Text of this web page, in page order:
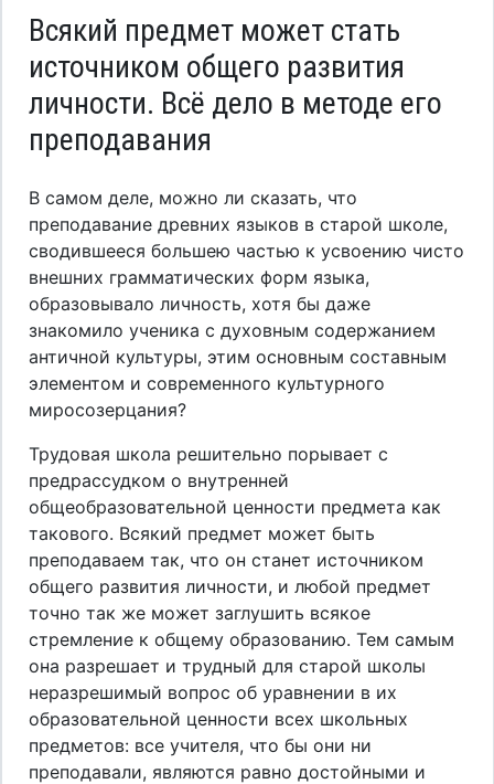
Всякий предмет может стать
источником общего развития
личности. Всё дело в методе его
преподавания
В самом деле, можно ли сказать, что
преподавание древних языков в старой школе,
сводившееся большею частью к усвоению чисто
внешних грамматических форм языка,
образовывало личность, хотя бы даже
знакомило ученика с духовным содержанием
античной культуры, этим основным составным
элементом и современного культурного
миросозерцания?
Трудовая школа решительно порывает с
предрассудком о внутренней
общеобразовательной ценности предмета как
такового. Всякий предмет может быть
преподаваем так, что он станет источником
общего развития личности, и любой предмет
точно так же может заглушить всякое
стремление к общему образованию. Тем самым
она разрешает и трудный для старой школы
неразрешимый вопрос об уравнении в их
образовательной ценности всех школьных
предметов: все учителя, что бы они ни
преподавали, являются равно достойными и